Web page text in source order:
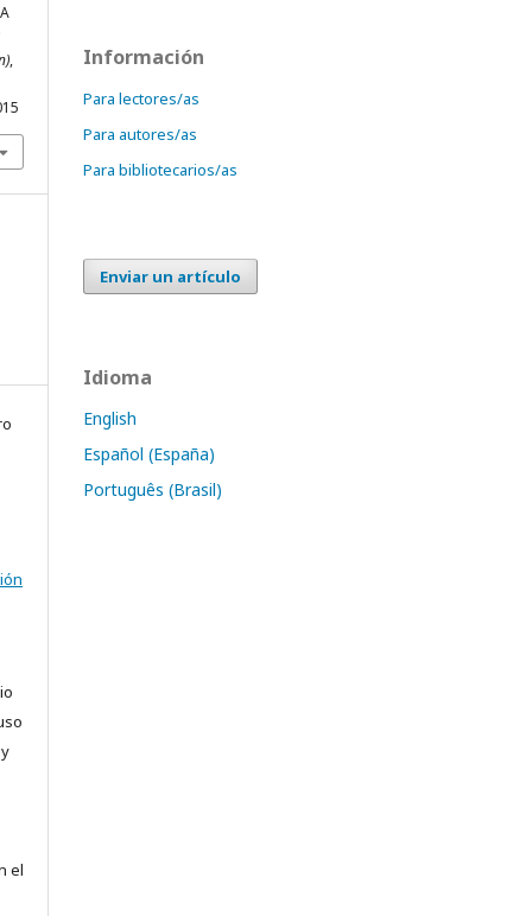
,
el
Información
Para lectores/as
Para autores/as
Para bibliotecarios/as
Enviar un artículo
Idioma
English
Español (España)
Português (Brasil)